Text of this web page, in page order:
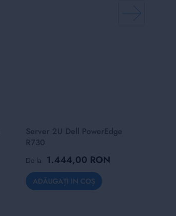
Server 2U Dell PowerEdge
R730
De la 1.444,00 RON
ADĂUGAȚI IN COȘ